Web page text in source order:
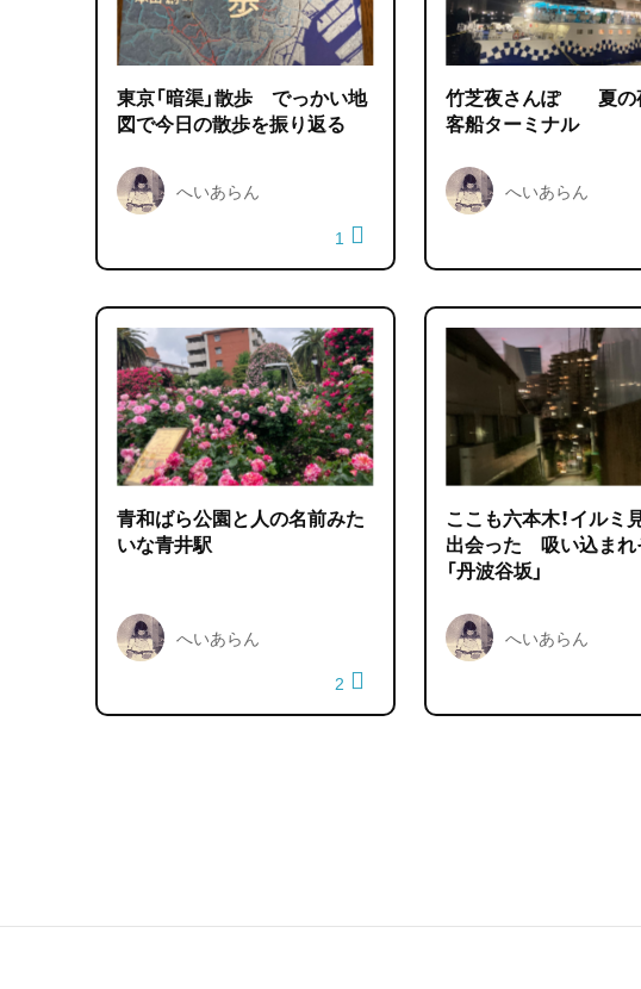
東京「暗渠」散歩 でっかい地
図で今日の散歩を振り返る
へいあらん
1
竹芝夜さんぽ 夏の
客船ターミナル
へいあらん
青和ばら公園と人の名前みた
いな青井駅
へいあらん
2
ここも六本木！イルミ
出会った 吸い込まれ
「丹波谷坂」
へいあらん